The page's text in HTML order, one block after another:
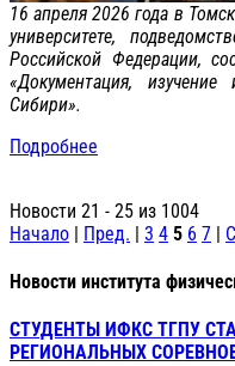
16 апреля 2026 года в
университете,
Российской Федерации,
«Документация,
Сибири».
Подробнее
Новости 21 - 25 из 1004
Начало | Пред. | 3 4 5 6 7 |
Новости института
СТУДЕНТЫ ИФКС ТГПУ
РЕГИОНАЛЬНЫХ